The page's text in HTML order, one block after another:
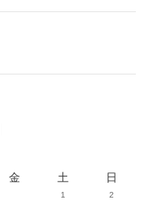
金 土 日
1
2